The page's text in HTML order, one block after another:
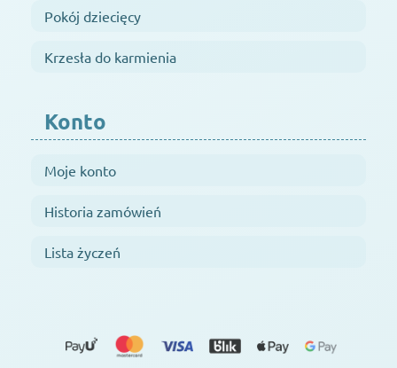
Pokój dziecięcy
Krzesła do karmienia
Konto
Moje konto
Historia zamówień
Lista życzeń